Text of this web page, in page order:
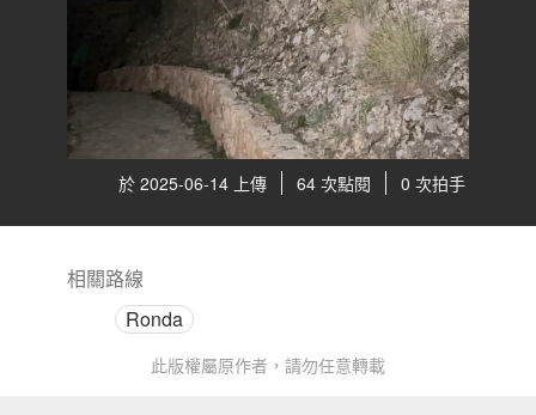
於 2025-06-14 上傳 64 次點閱 0 次拍手
相關路線
Ronda
此版權屬原作者，請勿任意轉載